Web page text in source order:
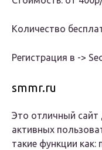
Количество
Регистрация в ->
smmr.ru
Это отличный
активных
такие функции как: